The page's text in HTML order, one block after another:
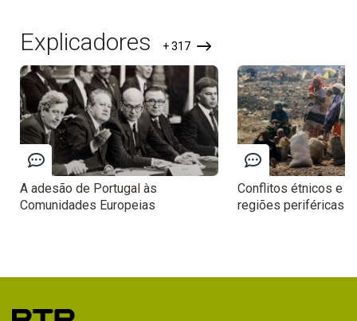
Explicadores + 317
A adesão de Portugal às
Comunidades Europeias
Conflitos étnicos e
regiões periféricas